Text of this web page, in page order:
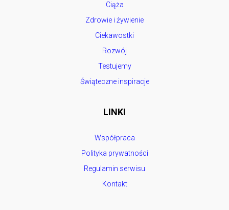
Ciąża
Zdrowie i żywienie
Ciekawostki
Rozwój
Testujemy
Świąteczne inspiracje
LINKI
Współpraca
Polityka prywatności
Regulamin serwisu
Kontakt